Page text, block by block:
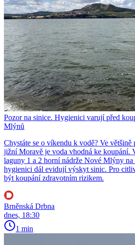
Pozor na sinice. Hygienici varují před
Mlýnů
Chystáte se o víkendu k vodě? Ve
jižní Moravě je voda vhodná ke koupání.
laguny 1 a 2 horní nádrže Nové Mlýny
hygienici dál evidují výskyt sinic. Pro
být koupání zdravotním rizikem.
Brněnská Drbna
dnes, 18:30
1 min